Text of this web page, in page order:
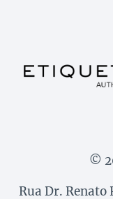
©
Rua Dr. Renato